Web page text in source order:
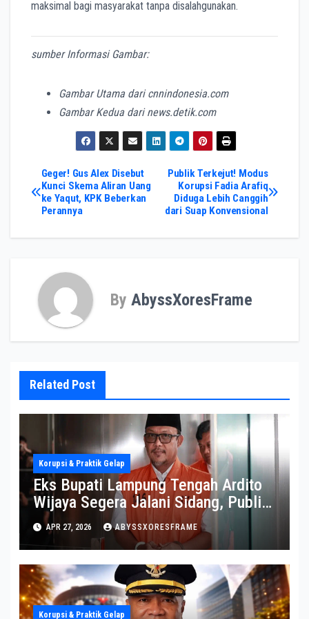
maksimal bagi masyarakat tanpa disalahgunakan.
sumber Informasi Gambar:
Gambar Utama dari cnnindonesia.com
Gambar Kedua dari news.detik.com
Post
navigation
Publik Terkejut! Modus
Korupsi Fadia Arafiq
Diduga Lebih Canggih
dari Suap Konvensional
Geger! Gus Alex Disebut
Kunci Skema Aliran Uang
ke Yaqut, KPK Beberkan
Perannya
By AbyssXoresFrame
Related Post
Korupsi & Praktik Gelap
Eks Bupati Lampung Tengah Ardito
Wijaya Segera Jalani Sidang, Publik
Soroti Perkembangannya
APR 27, 2026 ABYSSXORESFRAME
Korupsi & Praktik Gelap